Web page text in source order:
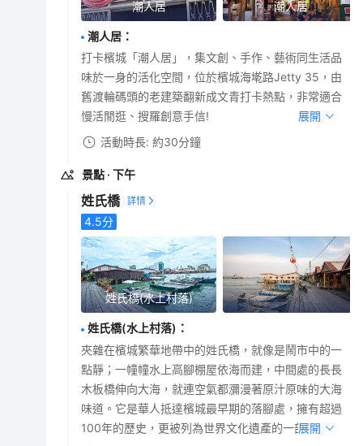
潮人居 潮人居
潮人居 ：
打卡檳城「潮人居」，集文創、手作、藝術同生活品
味於一身的活化空間，位於檳城海墘路Jetty 35，由
舊渡輪碼頭的老建築翻新成文青打卡熱點，非常適合
慢活閒逛、搜羅創意手信!
展開
活動時長: 約30分鐘
景點 · 下午
姓氏橋
4.5分
姓氏橋(水上村落)
姓氏橋(水上村落) ：
夾雜在檳城繁華地帶中的姓氏橋，就像是鬧市中的一
點靜；一幢幢水上高腳棚屋依海而建，中間處的長長
木板橋伸向大海，就連空氣都瀰漫著原汁原味的大海
味道。它是華人抵達檳城最早期的落腳處，擁有超過
100年的歷史，更被列為世界文化遺產的一部分。
展開